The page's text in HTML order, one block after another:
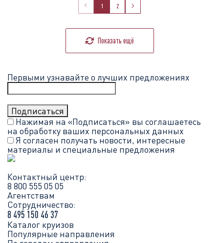
1 2
Показать ещё
Первыми узнавайте о лучших предложениях
Нажимая на «Подписаться» вы соглашаетесь
на обработку ваших персональных данных
Я согласен получать новости, интересные
материалы и специальные предложения
Контактный центр:
8 800 555 05 05
Агентствам
Сотрудничество:
8 495 150 46 37
Каталог круизов
Популярные направления